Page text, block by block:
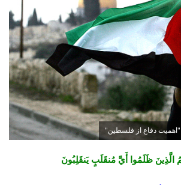
"اهمیت دفاع از فلسطین"
الَّذِينَ ظَلَمُوا أَيَّ مُنقَلَبٍ يَنقَلِبُونَ